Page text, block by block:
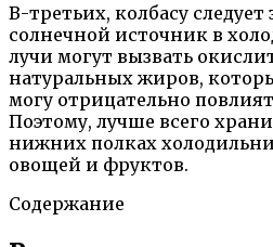
В-третьих, колбасу
солнечной источник в
лучи могут вызвать
натуральных жиров,
могу отрицательно
Поэтому, лучше всего
нижних полках
овощей и фруктов.
Содержание